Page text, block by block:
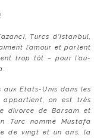
Turcs d’Istanbul,
l’amour et parlent
trop tôt – pour l’au-
aux Etats-Unis dans les
appartient, on est très
divorce de Barsam et
Turc nommé Mustafa
de vingt et un ans, la